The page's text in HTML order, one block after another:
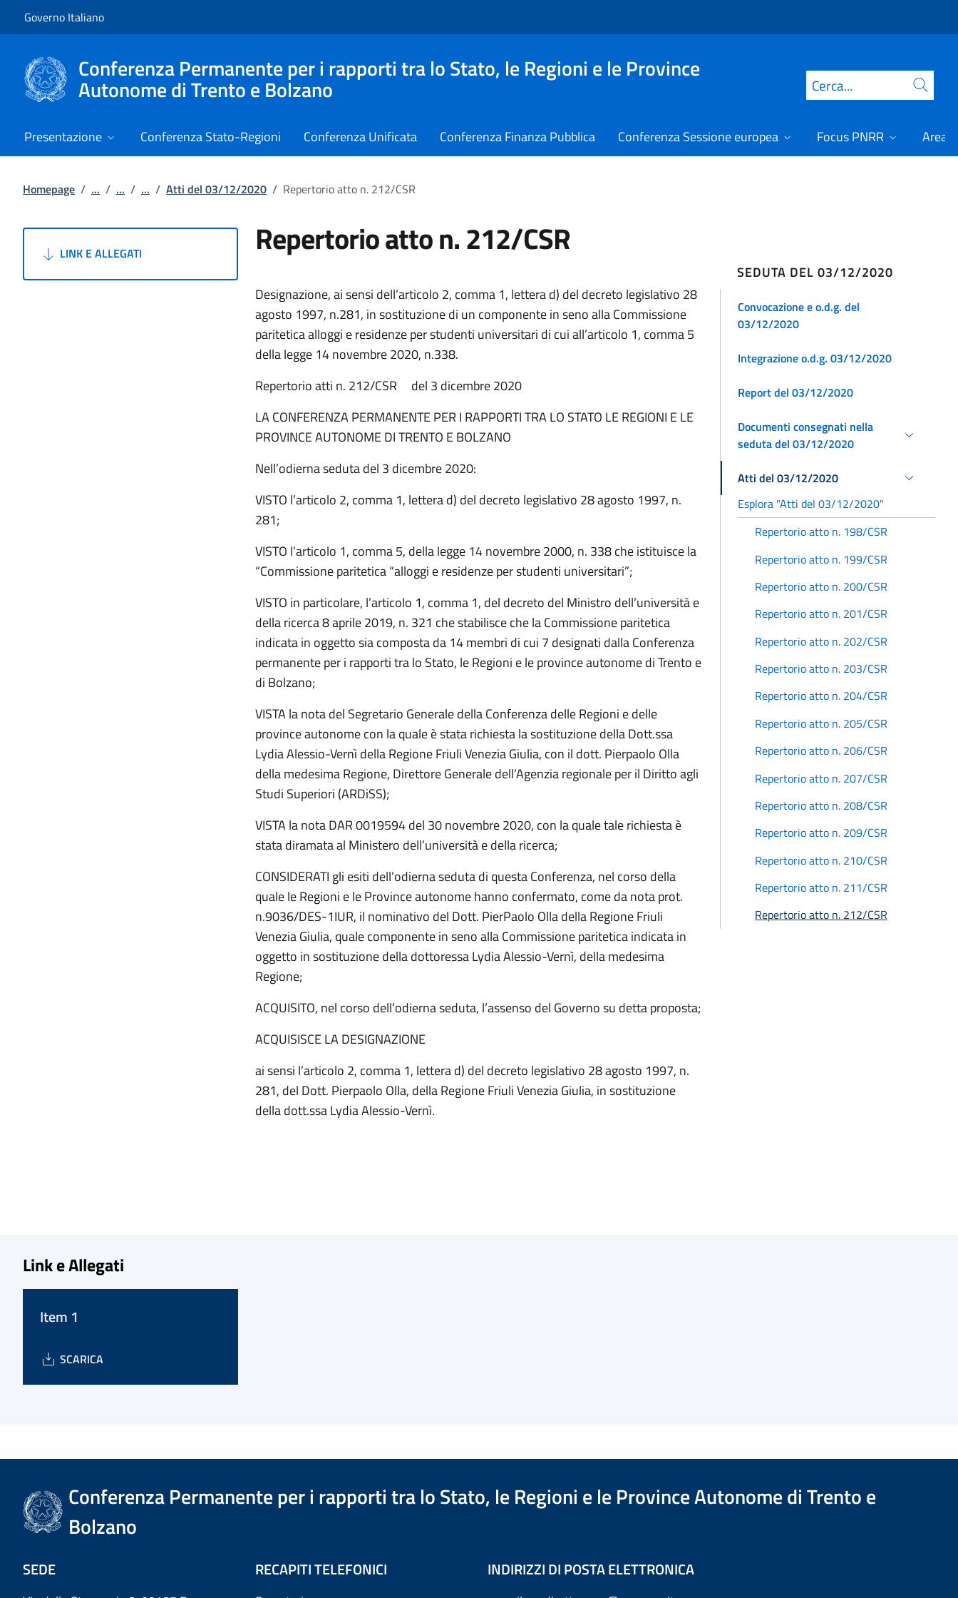
Governo Italiano
Conferenza Permanente per i rapporti tra lo Stato, le Regioni e le Province
Autonome di Trento e Bolzano Cerca
Presentazione Conferenza Stato-Regioni Conferenza Unificata Conferenza Finanza Pubblica Conferenza Sessione europea Focus PNRR Area
Homepage / ... / ... / ... / Atti del 03/12/2020 / Repertorio atto n. 212/CSR
LINK E ALLEGATI Repertorio atto n. 212/CSR
Designazione, ai sensi dell’articolo 2, comma 1, lettera d) del decreto legislativo 28
agosto 1997, n.281, in sostituzione di un componente in seno alla Commissione
paritetica alloggi e residenze per studenti universitari di cui all’articolo 1, comma 5
della legge 14 novembre 2020, n.338.
Repertorio atti n. 212/CSR del 3 dicembre 2020
LA CONFERENZA PERMANENTE PER I RAPPORTI TRA LO STATO LE REGIONI E LE
PROVINCE AUTONOME DI TRENTO E BOLZANO
Nell’odierna seduta del 3 dicembre 2020:
VISTO l’articolo 2, comma 1, lettera d) del decreto legislativo 28 agosto 1997, n.
281;
VISTO l’articolo 1, comma 5, della legge 14 novembre 2000, n. 338 che istituisce la
“Commissione paritetica “alloggi e residenze per studenti universitari”;
VISTO in particolare, l’articolo 1, comma 1, del decreto del Ministro dell’università e
della ricerca 8 aprile 2019, n. 321 che stabilisce che la Commissione paritetica
indicata in oggetto sia composta da 14 membri di cui 7 designati dalla Conferenza
permanente per i rapporti tra lo Stato, le Regioni e le province autonome di Trento e
di Bolzano;
VISTA la nota del Segretario Generale della Conferenza delle Regioni e delle
province autonome con la quale è stata richiesta la sostituzione della Dott.ssa
Lydia Alessio-Vernì della Regione Friuli Venezia Giulia, con il dott. Pierpaolo Olla
della medesima Regione, Direttore Generale dell’Agenzia regionale per il Diritto agli
Studi Superiori (ARDiSS);
VISTA la nota DAR 0019594 del 30 novembre 2020, con la quale tale richiesta è
stata diramata al Ministero dell’università e della ricerca;
CONSIDERATI gli esiti dell’odierna seduta di questa Conferenza, nel corso della
quale le Regioni e le Province autonome hanno confermato, come da nota prot.
n.9036/DES-1IUR, il nominativo del Dott. PierPaolo Olla della Regione Friuli
Venezia Giulia, quale componente in seno alla Commissione paritetica indicata in
oggetto in sostituzione della dottoressa Lydia Alessio-Vernì, della medesima
Regione;
ACQUISITO, nel corso dell’odierna seduta, l’assenso del Governo su detta proposta;
ACQUISISCE LA DESIGNAZIONE
ai sensi l’articolo 2, comma 1, lettera d) del decreto legislativo 28 agosto 1997, n.
281, del Dott. Pierpaolo Olla, della Regione Friuli Venezia Giulia, in sostituzione
della dott.ssa Lydia Alessio-Vernì.
SEDUTA DEL 03/12/2020
Convocazione e o.d.g. del
03/12/2020
Integrazione o.d.g. 03/12/2020
Report del 03/12/2020
Documenti consegnati nella
seduta del 03/12/2020
Atti del 03/12/2020
Esplora "Atti del 03/12/2020"
Repertorio atto n. 198/CSR
Repertorio atto n. 199/CSR
Repertorio atto n. 200/CSR
Repertorio atto n. 201/CSR
Repertorio atto n. 202/CSR
Repertorio atto n. 203/CSR
Repertorio atto n. 204/CSR
Repertorio atto n. 205/CSR
Repertorio atto n. 206/CSR
Repertorio atto n. 207/CSR
Repertorio atto n. 208/CSR
Repertorio atto n. 209/CSR
Repertorio atto n. 210/CSR
Repertorio atto n. 211/CSR
Repertorio atto n. 212/CSR
Link e Allegati
Item 1
SCARICA
Conferenza Permanente per i rapporti tra lo Stato, le Regioni e le Province Autonome di Trento e
Bolzano
SEDE RECAPITI TELEFONICI INDIRIZZI DI POSTA ELETTRONICA